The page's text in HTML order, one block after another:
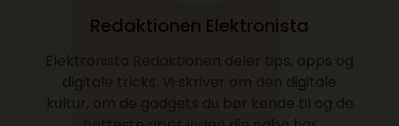
Redaktionen Elektronista